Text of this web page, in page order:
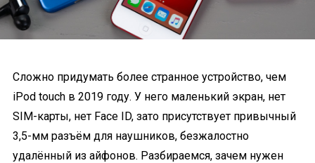
Сложно придумать более странное устройство, чем
iPod touch в 2019 году. У него маленький экран, нет
SIM-карты, нет Face ID, зато присутствует привычный
3,5-мм разъём для наушников, безжалостно
удалённый из айфонов. Разбираемся, зачем нужен